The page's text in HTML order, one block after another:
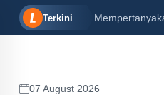
Terkini
07 August 2026